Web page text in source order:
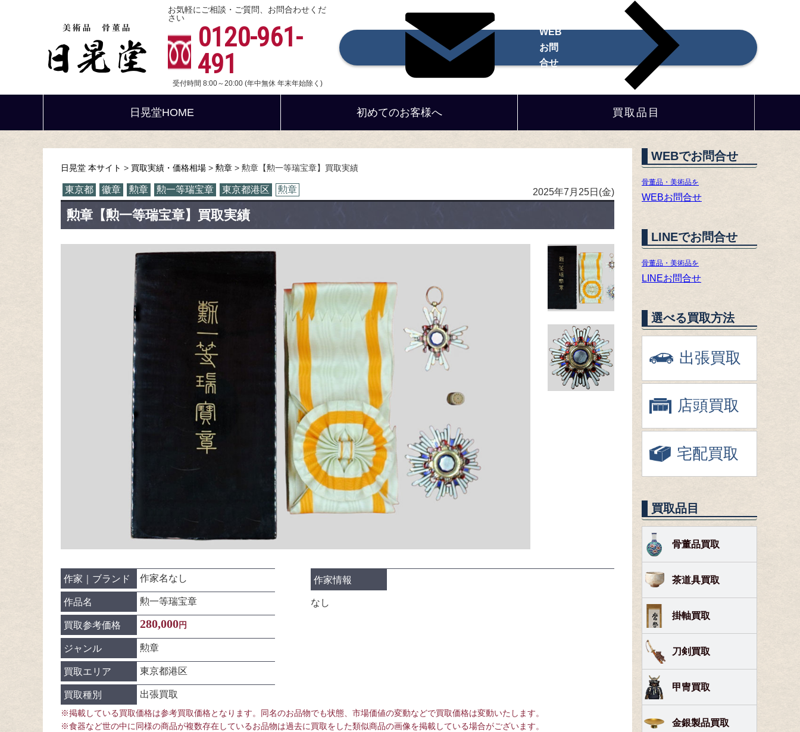
お気軽にご相談・ご質問、お問合わせくだ
さい
0120-961-
491
受付時間 8:00～20:00 (年中無休 年末年始除く)
WEB
お問
合せ
日晃堂HOME 初めてのお客様へ 買取品目
日晃堂 本サイト 買取実績・価格相場 勲章 勲章【勲一等瑞宝章】買取実績
東京都 徽章 勲章 勲一等瑞宝章 東京都港区 勲章 2025年7月25日(金)
勲章【勲一等瑞宝章】買取実績
作家｜ブランド 作家名なし
作品名 勲一等瑞宝章
買取参考価格 280,000円
ジャンル 勲章
買取エリア 東京都港区
買取種別 出張買取
作家情報
なし
※掲載している買取価格は参考買取価格となります。同名のお品物でも状態、市場価値の変動などで買取価格は変動いたします。
※食器など世の中に同様の商品が複数存在しているお品物は過去に買取をした類似商品の画像を掲載している場合がございます。
WEBでお問合せ
骨董品・美術品を
WEBお問合せ
LINEでお問合せ
骨董品・美術品を
LINEお問合せ
選べる買取方法
出張買取
店頭買取
宅配買取
買取品目
骨董品買取
茶道具買取
掛軸買取
刀剣買取
甲冑買取
金銀製品買取